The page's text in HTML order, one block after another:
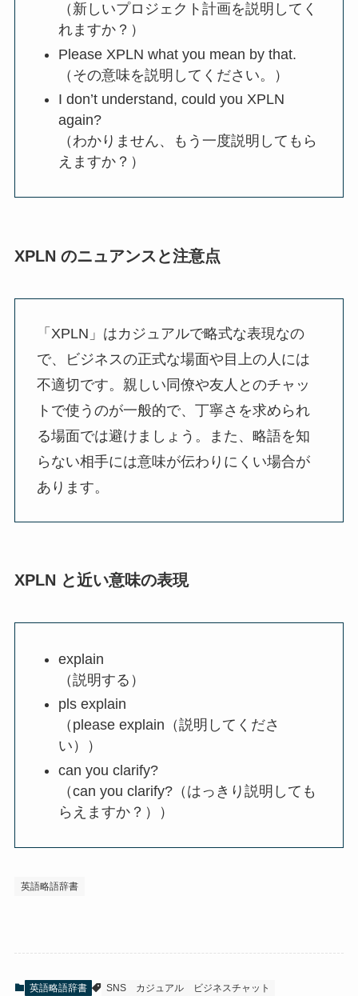
（新しいプロジェクト計画を説明してく
れますか？）
Please XPLN what you mean by that.
（その意味を説明してください。）
I don’t understand, could you XPLN
again?
（わかりません、もう一度説明してもら
えますか？）
XPLN のニュアンスと注意点
「XPLN」はカジュアルで略式な表現なの
で、ビジネスの正式な場面や目上の人には
不適切です。親しい同僚や友人とのチャッ
トで使うのが一般的で、丁寧さを求められ
る場面では避けましょう。また、略語を知
らない相手には意味が伝わりにくい場合が
あります。
XPLN と近い意味の表現
explain
（説明する）
pls explain
（please explain（説明してくださ
い））
can you clarify?
（can you clarify?（はっきり説明しても
らえますか？））
英語略語辞書
英語略語辞書 SNS カジュアル ビジネスチャット